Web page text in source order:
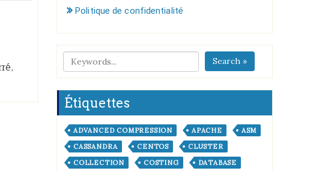
Politique de confidentialité
Search »
Étiquettes
ADVANCED COMPRESSION APACHE
ASM
CASSANDRA
CENTOS
CLUSTER
COLLECTION
COSTING
DATABASE